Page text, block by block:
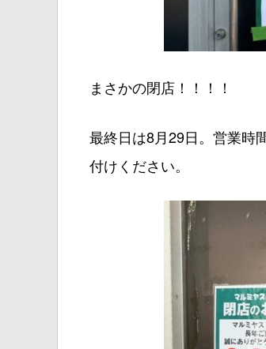
まさかの閉店！！！！
最終日は8月29日。営業時
付けください。